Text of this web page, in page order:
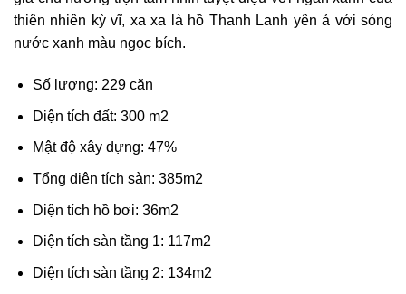
thiên nhiên kỳ vĩ, xa xa là hồ Thanh Lanh yên ả với sóng
nước xanh màu ngọc bích.
Số lượng: 229 căn
Diện tích đất: 300 m2
Mật độ xây dựng: 47%
Tổng diện tích sàn: 385m2
Diện tích hồ bơi: 36m2
Diện tích sàn tầng 1: 117m2
Diện tích sàn tầng 2: 134m2